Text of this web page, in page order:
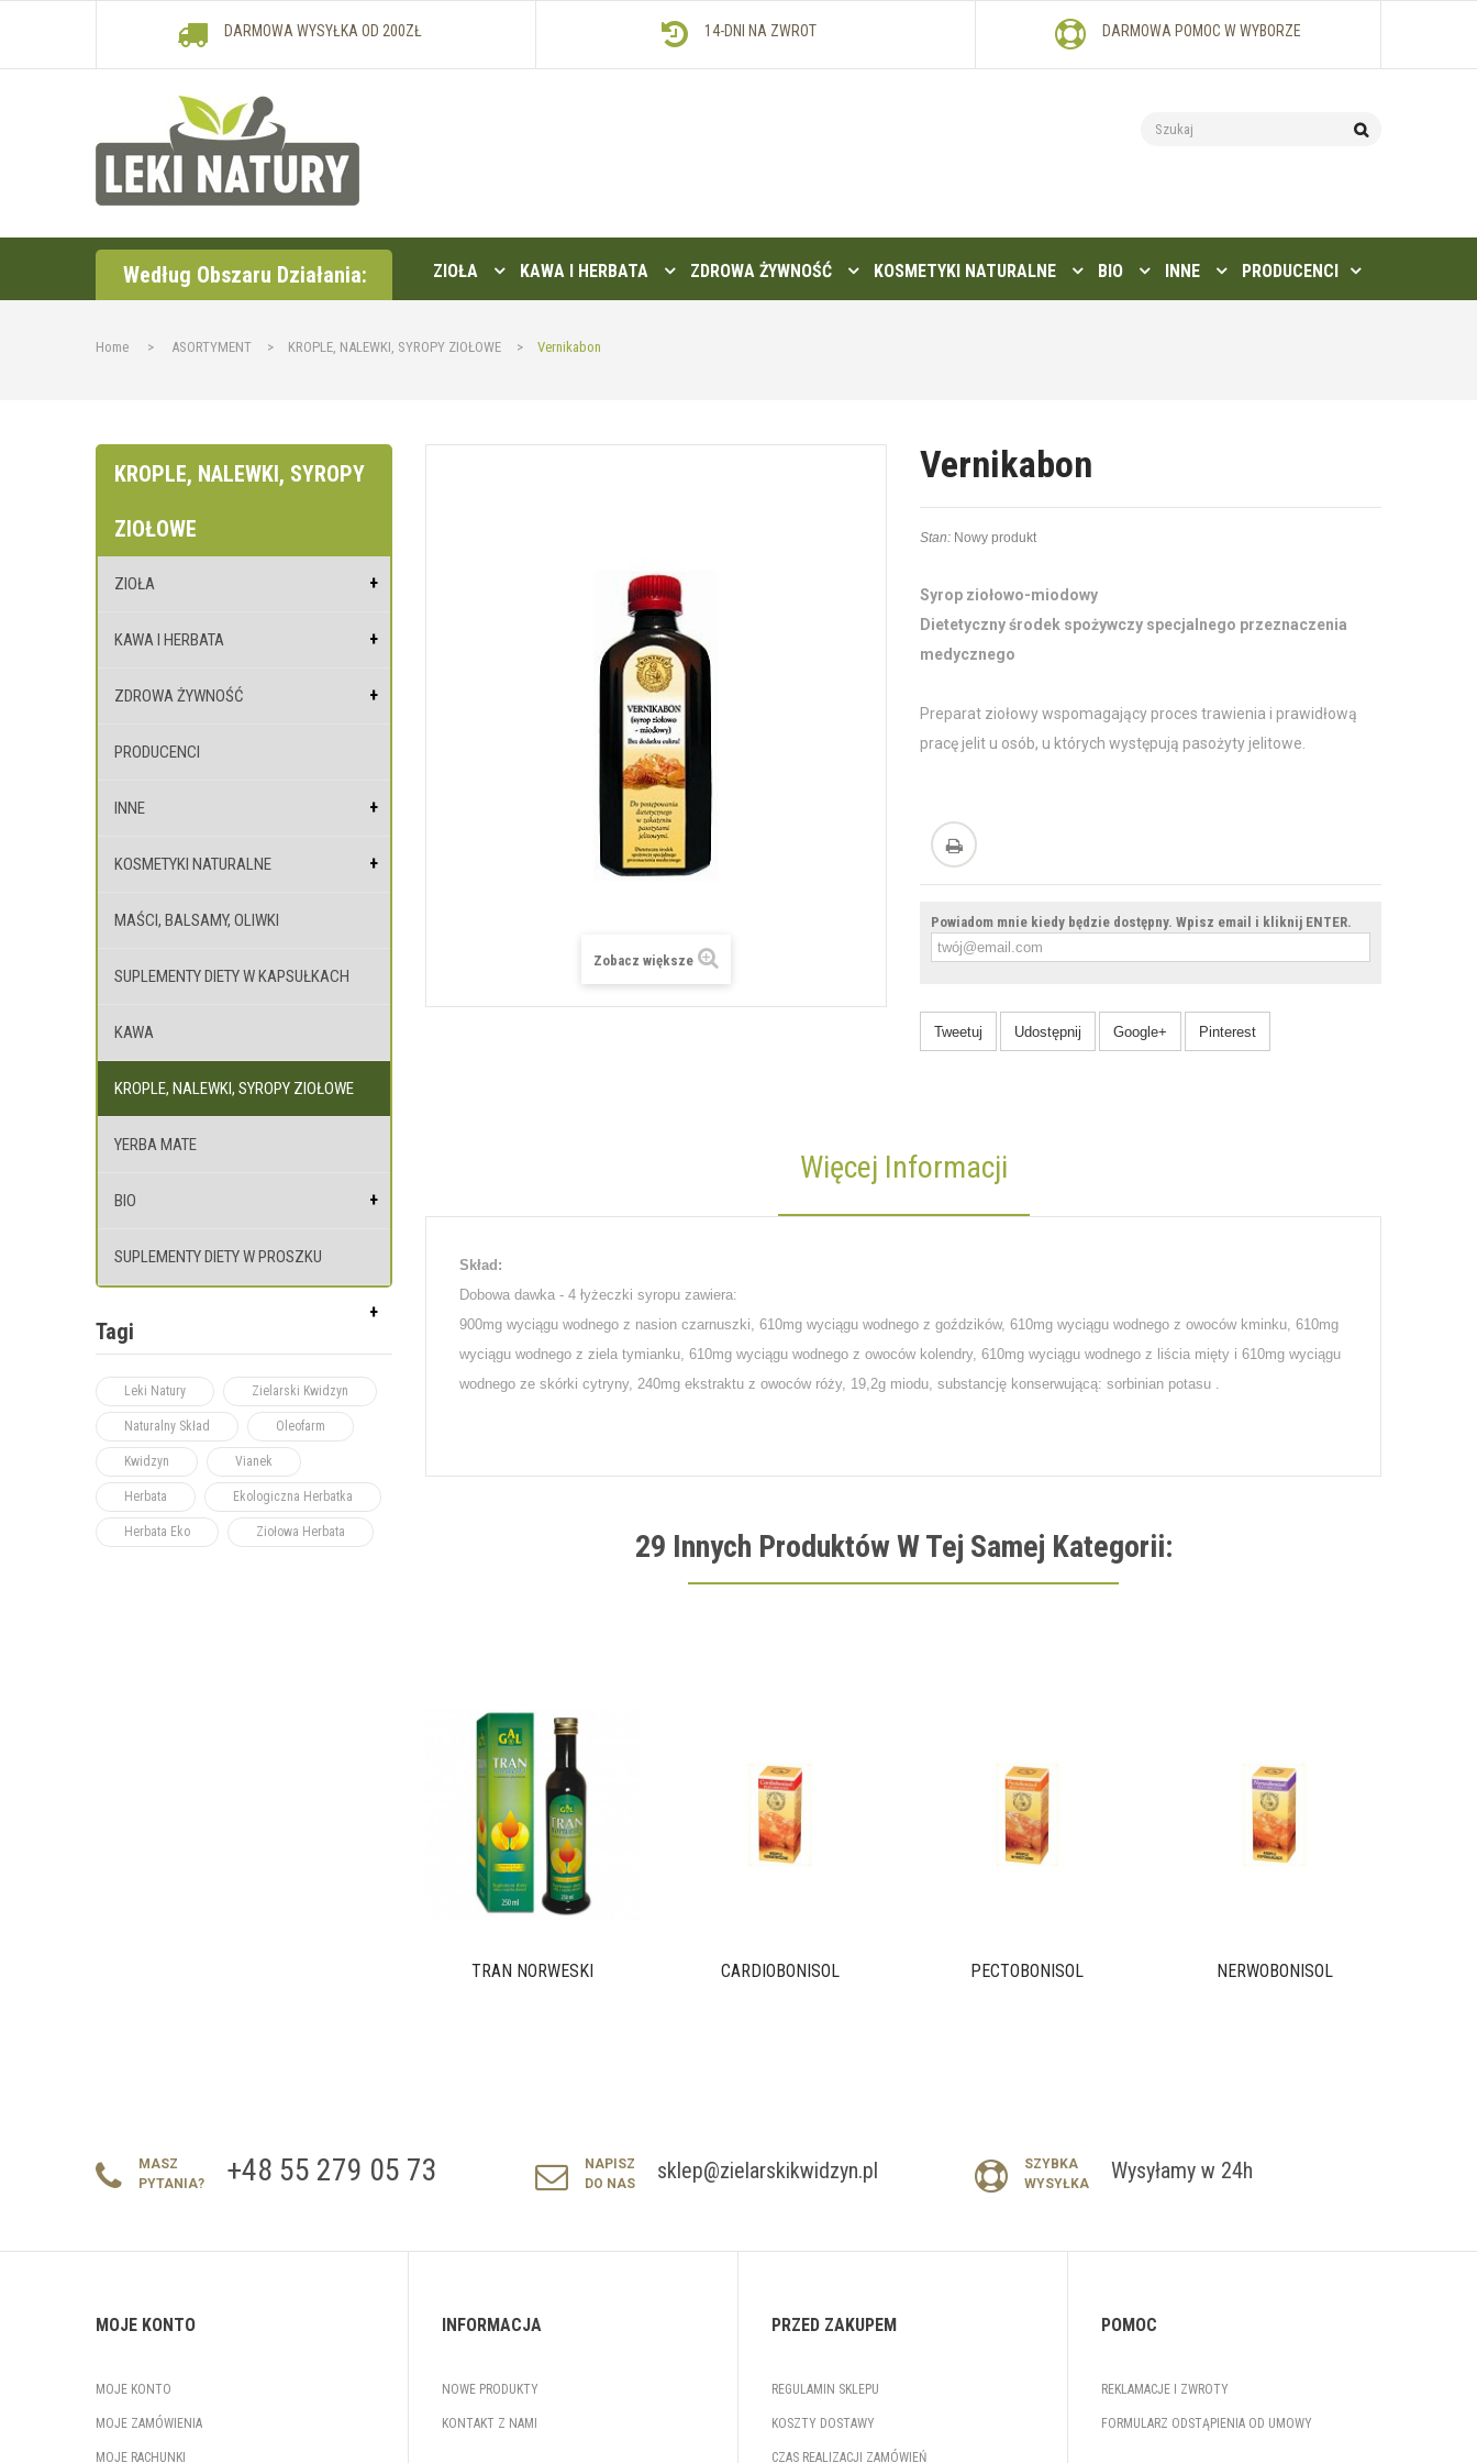
DARMOWA WYSYŁKA OD 200ZŁ 14-DNI NA ZWROT DARMOWA POMOC W WYBORZE
Według Obszaru Działania: ZIOŁA KAWA I HERBATA ZDROWA ŻYWNOŚĆ KOSMETYKI NATURALNE BIO INNE PRODUCENCI
Home > ASORTYMENT > KROPLE, NALEWKI, SYROPY ZIOŁOWE > Vernikabon
KROPLE, NALEWKI, SYROPY
ZIOŁOWE
ZIOŁA
KAWA I HERBATA
ZDROWA ŻYWNOŚĆ
PRODUCENCI
INNE
KOSMETYKI NATURALNE
MAŚCI, BALSAMY, OLIWKI
SUPLEMENTY DIETY W KAPSUŁKACH
KAWA
KROPLE, NALEWKI, SYROPY ZIOŁOWE
YERBA MATE
BIO
SUPLEMENTY DIETY W PROSZKU
Tagi
Leki Natury Zielarski Kwidzyn
Naturalny Skład Oleofarm
Kwidzyn Vianek
Herbata Ekologiczna Herbatka
Herbata Eko Ziołowa Herbata
Zobacz większe
Vernikabon
Stan: Nowy produkt
Syrop ziołowo-miodowy
Dietetyczny środek spożywczy specjalnego przeznaczenia
medycznego
Preparat ziołowy wspomagający proces trawienia i prawidłową
pracę jelit u osób, u których występują pasożyty jelitowe.
Powiadom mnie kiedy będzie dostępny. Wpisz email i kliknij ENTER.
Tweetuj Udostępnij Google+ Pinterest
Więcej Informacji
Skład:
Dobowa dawka - 4 łyżeczki syropu zawiera:
900mg wyciągu wodnego z nasion czarnuszki, 610mg wyciągu wodnego z goździków, 610mg wyciągu wodnego z owoców kminku, 610mg
wyciągu wodnego z ziela tymianku, 610mg wyciągu wodnego z owoców kolendry, 610mg wyciągu wodnego z liścia mięty i 610mg wyciągu
wodnego ze skórki cytryny, 240mg ekstraktu z owoców róży, 19,2g miodu, substancję konserwującą: sorbinian potasu .
29 Innych Produktów W Tej Samej Kategorii:
TRAN NORWESKI CARDIOBONISOL PECTOBONISOL NERWOBONISOL
MASZ
PYTANIA?
+48 55 279 05 73
NAPISZ
DO NAS
sklep@zielarskikwidzyn.pl
SZYBKA
WYSYŁKA
Wysyłamy w 24h
MOJE KONTO
MOJE KONTO
MOJE ZAMÓWIENIA
MOJE RACHUNKI
INFORMACJA
NOWE PRODUKTY
KONTAKT Z NAMI
PRZED ZAKUPEM
REGULAMIN SKLEPU
KOSZTY DOSTAWY
CZAS REALIZACJI ZAMÓWIEŃ
POMOC
REKLAMACJE I ZWROTY
FORMULARZ ODSTĄPIENIA OD UMOWY